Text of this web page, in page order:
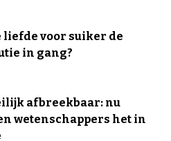
liefde voor suiker de
in gang?
afbreekbaar: nu
wetenschappers het in